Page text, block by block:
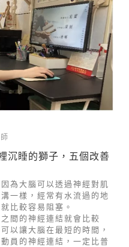
沉睡的獅子，五個改善
為大腦可以透過神經對肌
一樣，經常有水流過的地
比較容易阻塞。
間的神經連結就會比較
以讓大腦在最短的時間，
員的神經連結，一定比普